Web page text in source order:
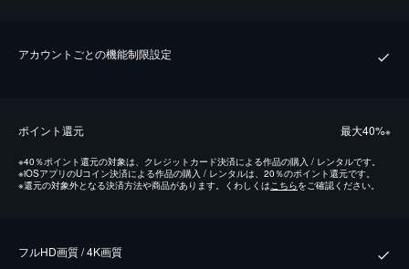
アカウントごとの機能制限設定
ポイント還元 最⼤40%※
※40％ポイント還元の対象は、クレジットカード決済による作品の購入 / レンタルです。
※iOSアプリのUコイン決済による作品の購入 / レンタルは、20％のポイント還元です。
※還元の対象外となる決済方法や商品があります。くわしくはこちらをご確認ください。
フルHD画質 / 4K画質